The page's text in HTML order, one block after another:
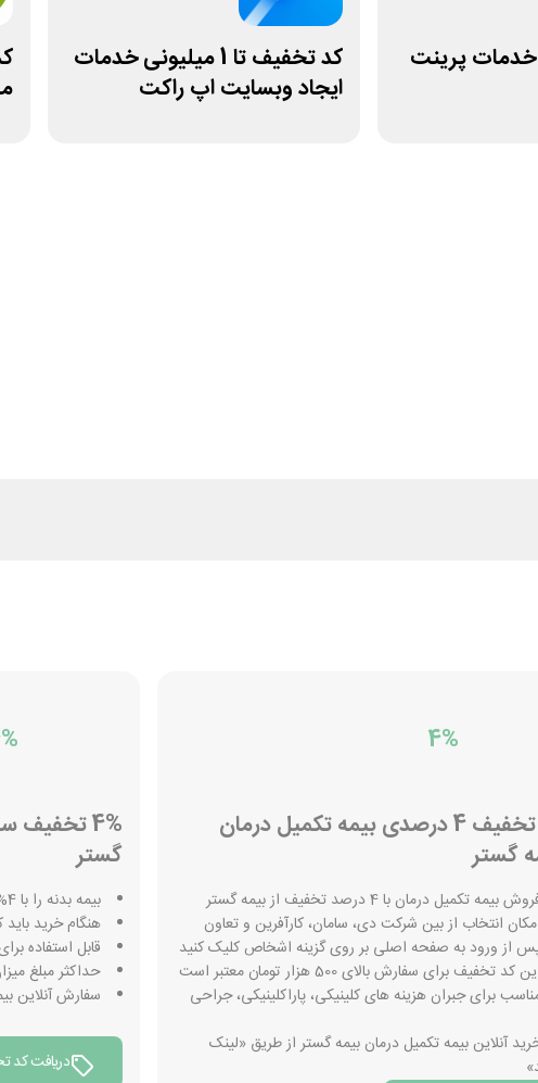
10% خدمات پرینت
کد تخفیف تا 1 میلیونی خدمات
ایجاد وبسایت اپ راکت
4%
کد تخفیف 4 درصدی بیمه تکمیل درمان
گستر
بیمه تکمیل درمان با 4 درصد تخفیف از بیمه گستر
انتخاب از بین شرکت دی، سامان، کارآفرین و تعاون
از ورود به صفحه اصلی بر روی گزینه اشخاص کلیک کنید
کد تخفیف برای سفارش بالای 500 هزار تومان معتبر است
برای جبران هزینه های کلینیکی، پاراکلینیکی، جراحی
آنلاین بیمه تکمیل درمان بیمه گستر از طریق «لینک
4% تخفیف
گستر
بیمه بدنه را با 4% تخفیف از بیمه گستر سفارش دهید
هنگام خرید
قابل استفاده برای
حداکثر مبلغ میزان تخفیف نیز
سفارش آنلاین
دریافت کد